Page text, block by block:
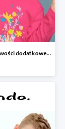
Wiosenne nowości dodatkowe -20%